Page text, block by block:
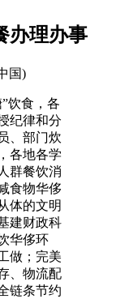
办理办事
国)
食，各
纪律和分
、部门炊
各地各学
群餐饮消
食物华侈
体的文明
建财政科
华侈环
做；完美
、物流配
链条节约